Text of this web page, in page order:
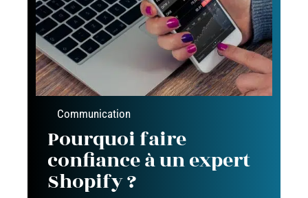
Communication
Pourquoi faire
confiance à un expert
Shopify ?